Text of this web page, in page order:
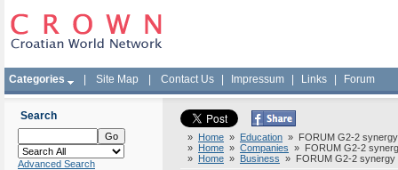
Categories Site Map Contact Us Impressum Links Forum
Search
Advanced Search
» Home » Education » FORUM G2-2 synergy
» Home » Companies » FORUM G2-2
» Home » Business » FORUM G2-2 synergy